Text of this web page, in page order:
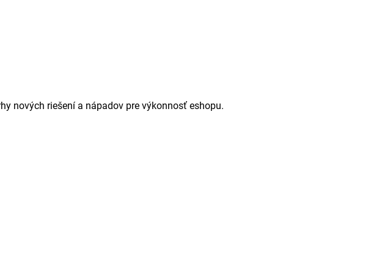
nových riešení a nápadov pre výkonnosť eshopu.